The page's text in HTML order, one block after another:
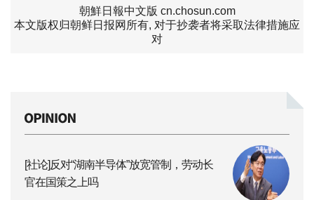
朝鮮日報中文版 cn.chosun.com
本文版权归朝鲜日报网所有, 对于抄袭者将采取法律措施应
对
[社论]反对“湖南半导体”放宽管制，劳动长
官在国策之上吗